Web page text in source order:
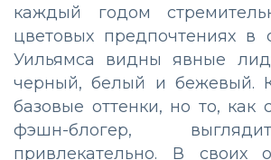
каждый годом
цветовых предпочтениях в
Уильямса видны явные
черный, белый и бежевый.
базовые оттенки, но то, как
фэшн-блогер,
привлекательно. В своих